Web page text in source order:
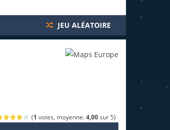
JEU ALÉATOIRE
(1 votes, moyenne:4,00sur 5)